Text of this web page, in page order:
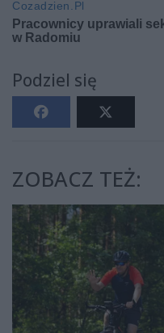
Podziel się
ZOBACZ TEŻ: